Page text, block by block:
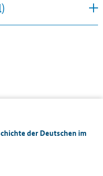
der Deutschen im